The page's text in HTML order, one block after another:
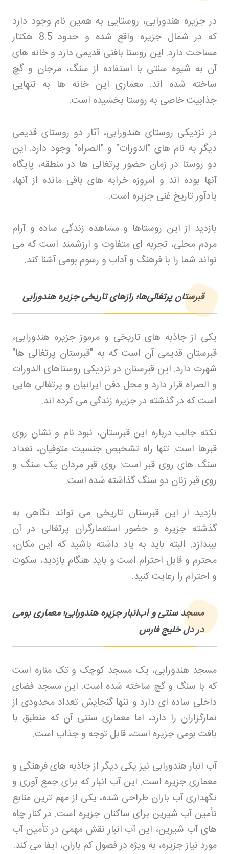
در جزیره هندورابی، روستایی به همین نام وجود دارد
که در شمال جزیره واقع شده و حدود 8.5 هکتار
مساحت دارد. این روستا بافتی قدیمی دارد و خانه های
آن به شیوه سنتی با استفاده از سنگ، مرجان و گچ
ساخته شده اند. معماری این خانه ها به تنهایی
جذابیت خاصی به روستا بخشیده است.
در نزدیکی روستای هندورابی، آثار دو روستای قدیمی
دیگر به نام های "الدورات" و "الصراه" وجود دارد. این
دو روستا در زمان حضور پرتغالی ها در منطقه، پایگاه
آنها بوده اند و امروزه خرابه های باقی مانده از آنها،
یادآور تاریخ غنی جزیره است.
بازدید از این روستاها و مشاهده زندگی ساده و آرام
مردم محلی، تجربه ای متفاوت و ارزشمند است که می
تواند شما را با فرهنگ و آداب و رسوم بومی آشنا کند.
قبرستان پرتغالی‌ها؛ رازهای تاریخی جزیره هندورابی
یکی از جاذبه های تاریخی و مرموز جزیره هندورابی،
قبرستان قدیمی آن است که به "قبرستان پرتغالی ها"
شهرت دارد. این قبرستان در نزدیکی روستاهای الدورات
و الصراه قرار دارد و محل دفن ایرانیان و پرتغالی هایی
است که در گذشته در جزیره زندگی می کرده اند.
نکته جالب درباره این قبرستان، نبود نام و نشان روی
قبرها است. تنها راه تشخیص جنسیت متوفیان، تعداد
سنگ های روی قبر است: روی قبر مردان یک سنگ و
روی قبر زنان دو سنگ گذاشته شده است.
بازدید از این قبرستان تاریخی می تواند نگاهی به
گذشته جزیره و حضور استعمارگران پرتغالی در آن
بیندازد. البته باید به یاد داشته باشید که این مکان،
محترم و قابل احترام است و باید هنگام بازدید، سکوت
و احترام را رعایت کنید.
مسجد سنتی و آب‌انبار جزیره هندورابی؛ معماری بومی
در دل خلیج فارس
مسجد هندورابی، یک مسجد کوچک و تک مناره است
که با سنگ و گچ ساخته شده است. این مسجد فضای
داخلی ساده ای دارد و تنها گنجایش تعداد محدودی از
نمازگزاران را دارد، اما معماری سنتی آن که منطبق با
بافت بومی جزیره است، قابل توجه و جذاب است.
آب انبار هندورابی نیز یکی دیگر از جاذبه های فرهنگی و
معماری جزیره است. این آب انبار که برای جمع آوری و
نگهداری آب باران طراحی شده، یکی از مهم ترین منابع
تأمین آب شیرین برای ساکنان جزیره است. در کنار چاه
های آب شیرین، این آب انبار نقش مهمی در تأمین آب
مورد نیاز جزیره، به ویژه در فصول کم باران، ایفا می کند.